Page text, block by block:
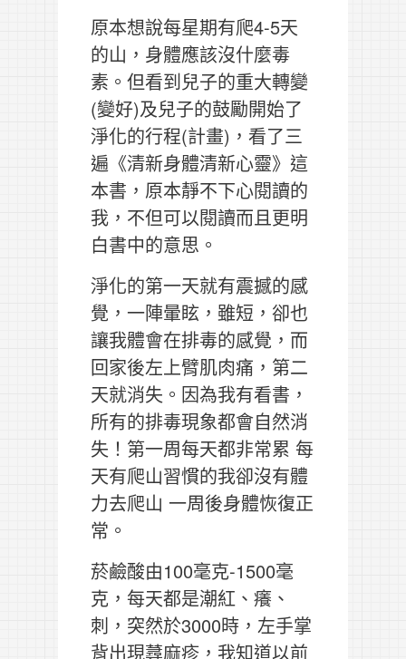
原本想說每星期有爬4-5天
的山，身體應該沒什麼毒
素。但看到兒子的重大轉變
(變好)及兒子的鼓勵開始了
淨化的行程(計畫)，看了三
遍《清新身體清新心靈》這
本書，原本靜不下心閱讀的
我，不但可以閱讀而且更明
白書中的意思。
淨化的第一天就有震撼的感
覺，一陣暈眩，雖短，卻也
讓我體會在排毒的感覺，而
回家後左上臂肌肉痛，第二
天就消失。因為我有看書，
所有的排毒現象都會自然消
失！第一周每天都非常累 每
天有爬山習慣的我卻沒有體
力去爬山 一周後身體恢復正
常。
菸鹼酸由100毫克-1500毫
克，每天都是潮紅、癢、
刺，突然於3000時，左手掌
背出現蕁麻疹，我知道以前